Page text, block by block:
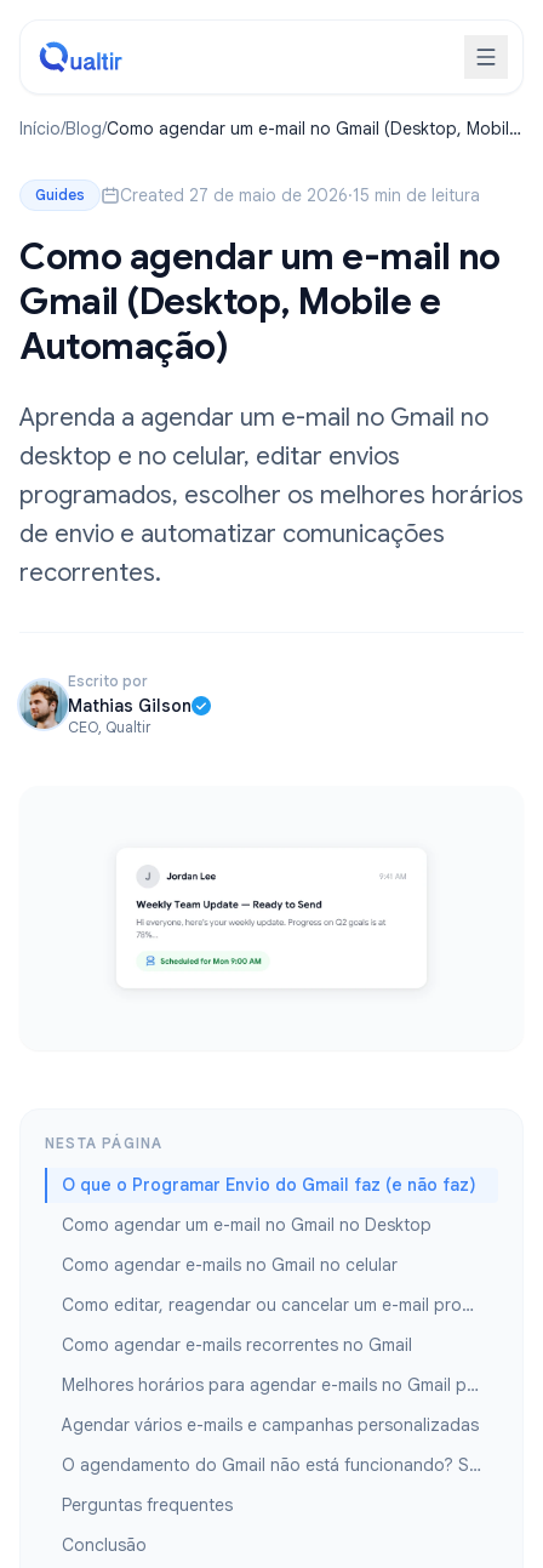
Início/Blog/Como agendar um e-mail no Gmail (Desktop, Mobile
Guides Created 27 de maio de 2026·15 min de leitura
Como agendar um e-mail no
Gmail (Desktop, Mobile e
Automação)
Aprenda a agendar um e-mail no Gmail no
desktop e no celular, editar envios
programados, escolher os melhores horários
de envio e automatizar comunicações
recorrentes.
Escrito por
Mathias Gilson
CEO, Qualtir
NESTA PÁGINA
O que o Programar Envio do Gmail faz (e não faz)
Como agendar um e-mail no Gmail no Desktop
Como agendar e-mails no Gmail no celular
Como editar, reagendar ou cancelar um e-mail programado
Como agendar e-mails recorrentes no Gmail
Melhores horários para agendar e-mails no Gmail para obter aberturas
Agendar vários e-mails e campanhas personalizadas
O agendamento do Gmail não está funcionando? Soluções rápidas
Perguntas frequentes
Conclusão